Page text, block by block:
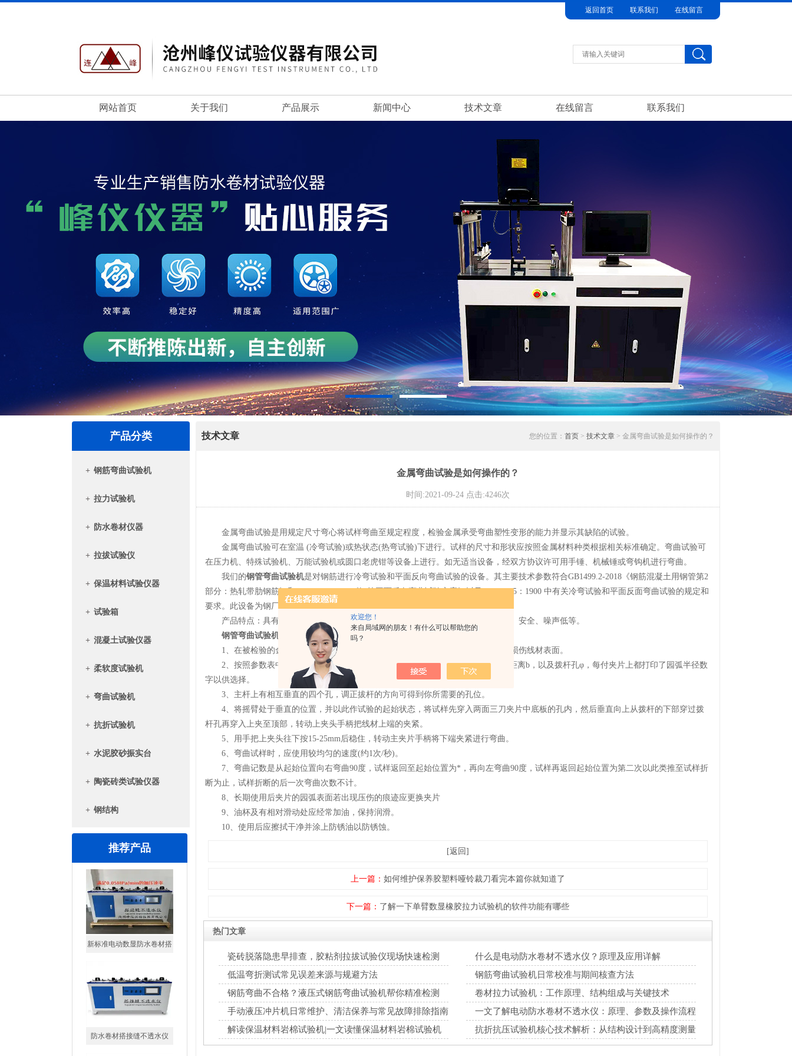
欢迎您！
来自局域网的朋友！有什么可以帮助您的
吗？
返回首页 联系我们 在线留言
网站首页 关于我们 产品展示 新闻中心 技术文章 在线留言 联系我们
产品分类
+ 钢筋弯曲试验机
+ 拉力试验机
+ 防水卷材仪器
+ 拉拔试验仪
+ 保温材料试验仪器
+ 试验箱
+ 混凝土试验仪器
+ 柔软度试验机
+ 弯曲试验机
+ 抗折试验机
+ 水泥胶砂振实台
+ 陶瓷砖类试验仪器
+ 钢结构
推荐产品
新标准电动数显防水卷材搭
接缝不透水仪
防水卷材搭接缝不透水仪
技术文章 您的位置： 首页 > 技术文章 > 金属弯曲试验是如何操作的？
金属弯曲试验是如何操作的？
时间:2021-09-24 点击:4246次
金属弯曲试验是用规定尺寸弯心将试样弯曲至规定程度，检验金属承受弯曲塑性变形的能力并显示其缺陷的试验。
金属弯曲试验可在室温 (冷弯试验)或热状态(热弯试验)下进行。试样的尺寸和形状应按照金属材料种类根据相关标准确定。弯曲试验可
在压力机、特殊试验机、万能试验机或圆口老虎钳等设备上进行。如无适当设备，经双方协议许可用手锤、机械锤或弯钩机进行弯曲。
我们的钢管弯曲试验机是对钢筋进行冷弯试验和平面反向弯曲试验的设备。其主要技术参数符合GB1499.2-2018《钢筋混凝土用钢管第2
部分：热轧带肋钢筋》和YB/T5126-2003《钢筋平面反向弯曲试验方案》以及ISO10065：1900 中有关冷弯试验和平面反面弯曲试验的规定和
要求。此设备为钢厂和建筑单位检验钢筋的弯曲性能和反弯性能的理想试验设备.
产品特点：具有结构紧凑、操作简单，弯曲角度显示直观，容易维修，运行平稳、安全、噪声低等。
钢管弯曲试验机
操作方法如下
1、在被检验的金属线材上截取长200mm-500mm的一段，进行矫直，矫直时不得损伤线材表面。
2、按照参数表中线材直径大小选择夹片园弧半径r，夹片园弧顶部至拨杆底面的距离b，以及拨杆孔φ，每付夹片上都打印了园弧半径数
字以供选择。
3、主杆上有相互垂直的四个孔，调正拔杆的方向可得到你所需要的孔位。
4、将摇臂处于垂直的位置，并以此作试验的起始状态，将试样先穿入两面三刀夹片中底板的孔内，然后垂直向上从拨杆的下部穿过拨
杆孔再穿入上夹至顶部，转动上夹头手柄把线材上端的夹紧。
5、用手把上夹头往下按15-25mm后稳住，转动主夹片手柄将下端夹紧进行弯曲。
6、弯曲试样时，应使用较均匀的速度(约1次/秒)。
7、弯曲记数是从起始位置向右弯曲90度，试样返回至起始位置为*，再向左弯曲90度，试样再返回起始位置为第二次以此类推至试样折
断为止，试样折断的后一次弯曲次数不计。
8、长期使用后夹片的园弧表面若出现压伤的痕迹应更换夹片
9、油杯及有相对滑动处应经常加油，保持润滑。
10、使用后应擦拭干净并涂上防锈油以防锈蚀。
[返回]
上一篇： 如何维护保养胶塑料哑铃裁刀看完本篇你就知道了
下一篇： 了解一下单臂数显橡胶拉力试验机的软件功能有哪些
热门文章
瓷砖脱落隐患早排查，胶粘剂拉拔试验仪现场快速检测
什么是电动防水卷材不透水仪？原理及应用详解
低温弯折测试常见误差来源与规避方法
钢筋弯曲试验机日常校准与期间核查方法
钢筋弯曲不合格？液压式钢筋弯曲试验机帮你精准检测
卷材拉力试验机：工作原理、结构组成与关键技术
手动液压冲片机日常维护、清洁保养与常见故障排除指南
一文了解电动防水卷材不透水仪：原理、参数及操作流程
解读保温材料岩棉试验机|一文读懂保温材料岩棉试验机
抗折抗压试验机核心技术解析：从结构设计到高精度测量
系统